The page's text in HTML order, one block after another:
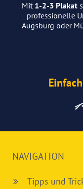
Mit 1-2-3 Plakat
professionelle
Augsburg oder
NAVIGATION
Tipps und